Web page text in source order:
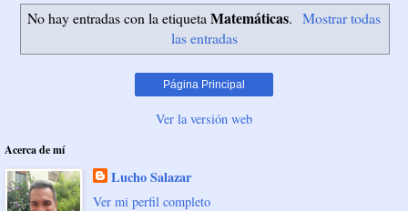
No hay entradas con la etiquetaMatemáticas. Mostrar todas
las entradas
Página Principal
Ver la versión web
Acerca de mí
Lucho Salazar
Ver mi perfil completo